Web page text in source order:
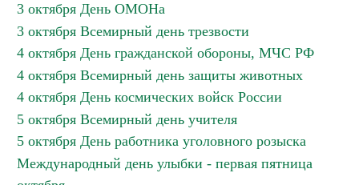
3 октября День ОМОНа
3 октября Всемирный день трезвости
4 октября День гражданской обороны, МЧС РФ
4 октября Всемирный день защиты животных
4 октября День космических войск России
5 октября Всемирный день учителя
5 октября День работника уголовного розыска
Международный день улыбки - первая пятница